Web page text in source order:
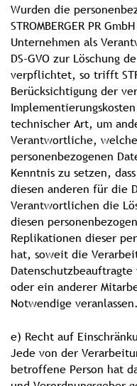
Wurden die
STROMBERGER PR
Unternehmen als
DS-GVO zur Löschung
verpflichtet, so trifft
Berücksichtigung der
technischer Art, um
Verantwortliche,
personenbezogenen
Kenntnis zu setzen,
diesen anderen für die
Verantwortlichen die
diesen
Replikationen dieser
hat, soweit die
Datenschutzbeauftragte
oder ein anderer
Notwendige veranlassen.
e) Recht auf
Jede von der
betroffene Person hat